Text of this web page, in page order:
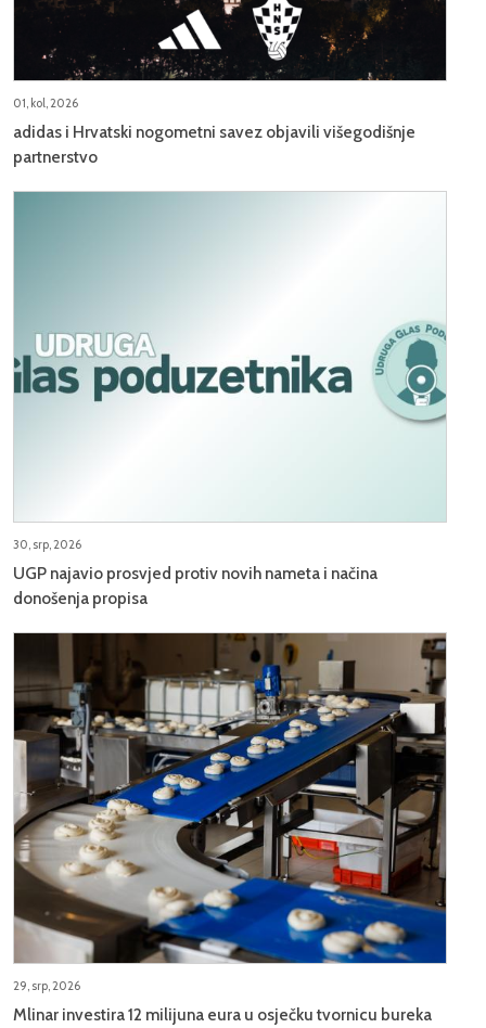
01, kol, 2026
adidas i Hrvatski nogometni savez objavili višegodišnje
partnerstvo
30, srp, 2026
UGP najavio prosvjed protiv novih nameta i načina
donošenja propisa
29, srp, 2026
Mlinar investira 12 milijuna eura u osječku tvornicu bureka